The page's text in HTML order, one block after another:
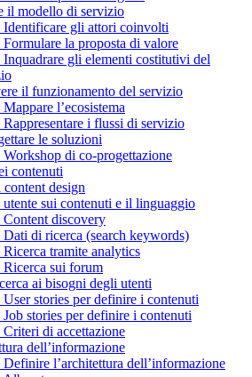
il modello di servizio
Identificare gli attori coinvolti
Formulare la proposta di valore
Inquadrare gli elementi costitutivi del
il funzionamento del servizio
l’ecosistema
Rappresentare i flussi di servizio
le soluzioni
Workshop di co-progettazione
contenuti
content design
sui contenuti e il linguaggio
Content discovery
Dati di ricerca (search keywords)
Ricerca tramite analytics
Ricerca sui forum
ai bisogni degli utenti
User stories per definire i contenuti
stories per definire i contenuti
Criteri di accettazione
dell’informazione
Definire l’architettura dell’informazione